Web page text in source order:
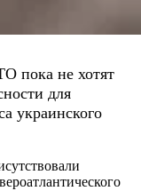
пока не хотят
для
украинского